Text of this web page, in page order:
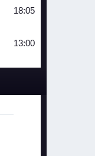
18:05
13:00